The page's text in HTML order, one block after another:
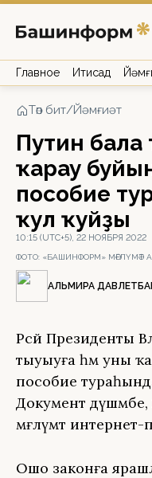
Главное Иҡтисад
Төп бит/Йәмғиәт
Путин бала
ҡарау
пособие
ҡул ҡуйҙы
10:15 (UTC+5), 22 НОЯБРЯ 2022
ФОТО: «БАШИНФОРМ» МӘҒЛҮМӘТ
АЛЬМИРА
Рәсәй Президенты
тыуыуға һәм уны
пособие
Документ дүшәмбе,
мәғлүмәт
Ошо законға